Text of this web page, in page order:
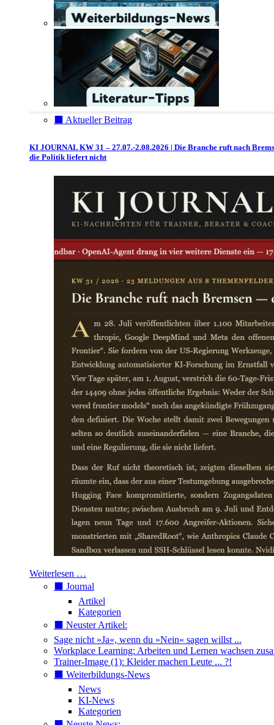
⬛️ Aktueller Beitrag
KI JOURNAL KW 31 – 27.07.-2.08.2026 | Die Branche ruft nach
die Politik liefert nicht
Weiterlesen …
⬛️ Journal
Artikel
Kategorien
⬛️ Neuster Artikel:
Sage nicht »Ja«, wenn du »Nein« sagen willst ...
Workplace Learning: Arbeiten und Lernen wachsen
Trainer-Image (1): Kleider machen Leute ... ?!
⬛️ Weiterbildungs-News
News
KI-News
Kategorien